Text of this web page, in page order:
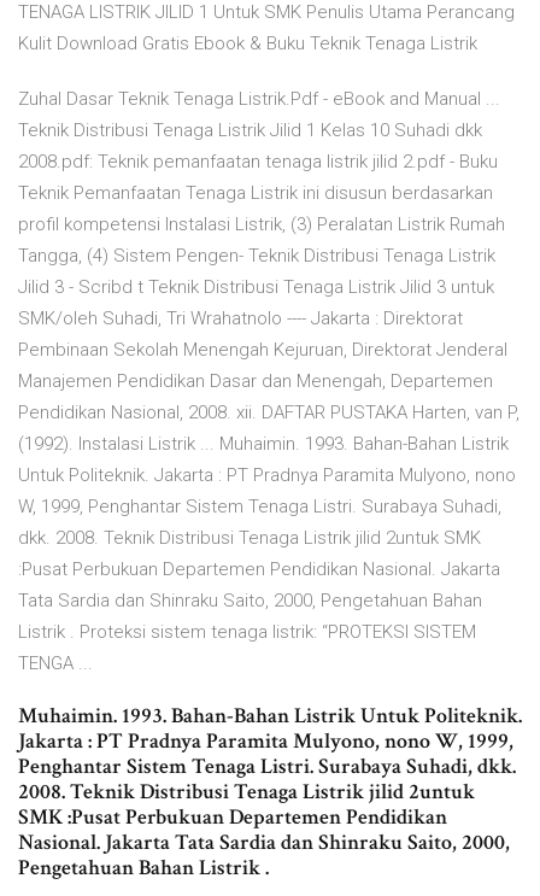
TENAGA LISTRIK JILID 1 Untuk SMK Penulis Utama Perancang
Kulit Download Gratis Ebook & Buku Teknik Tenaga Listrik
Zuhal Dasar Teknik Tenaga Listrik.Pdf - eBook and Manual ...
Teknik Distribusi Tenaga Listrik Jilid 1 Kelas 10 Suhadi dkk
2008.pdf: Teknik pemanfaatan tenaga listrik jilid 2.pdf - Buku
Teknik Pemanfaatan Tenaga Listrik ini disusun berdasarkan
profil kompetensi Instalasi Listrik, (3) Peralatan Listrik Rumah
Tangga, (4) Sistem Pengen- Teknik Distribusi Tenaga Listrik
Jilid 3 - Scribd t Teknik Distribusi Tenaga Listrik Jilid 3 untuk
SMK/oleh Suhadi, Tri Wrahatnolo ---- Jakarta : Direktorat
Pembinaan Sekolah Menengah Kejuruan, Direktorat Jenderal
Manajemen Pendidikan Dasar dan Menengah, Departemen
Pendidikan Nasional, 2008. xii. DAFTAR PUSTAKA Harten, van P,
(1992). Instalasi Listrik ... Muhaimin. 1993. Bahan-Bahan Listrik
Untuk Politeknik. Jakarta : PT Pradnya Paramita Mulyono, nono
W, 1999, Penghantar Sistem Tenaga Listri. Surabaya Suhadi,
dkk. 2008. Teknik Distribusi Tenaga Listrik jilid 2untuk SMK
:Pusat Perbukuan Departemen Pendidikan Nasional. Jakarta
Tata Sardia dan Shinraku Saito, 2000, Pengetahuan Bahan
Listrik . Proteksi sistem tenaga listrik: “PROTEKSI SISTEM
TENGA ...
Muhaimin. 1993. Bahan-Bahan Listrik Untuk Politeknik.
Jakarta : PT Pradnya Paramita Mulyono, nono W, 1999,
Penghantar Sistem Tenaga Listri. Surabaya Suhadi, dkk.
2008. Teknik Distribusi Tenaga Listrik jilid 2untuk
SMK :Pusat Perbukuan Departemen Pendidikan
Nasional. Jakarta Tata Sardia dan Shinraku Saito, 2000,
Pengetahuan Bahan Listrik .